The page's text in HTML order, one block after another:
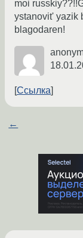
moi
ystanovit' yazik
blagodaren!
Ссылка
←